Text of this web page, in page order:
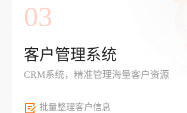
03
客户管理系统
CRM系统，精准管理海量客户资源
批量整理客户信息